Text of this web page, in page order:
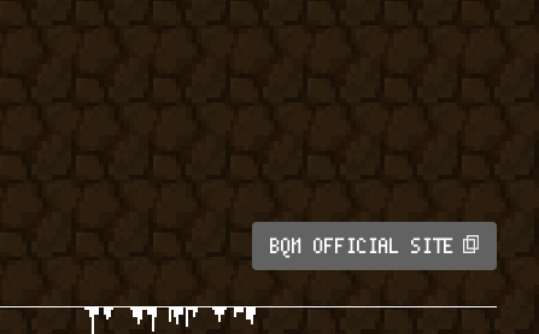
BQM OFFICIAL SITE